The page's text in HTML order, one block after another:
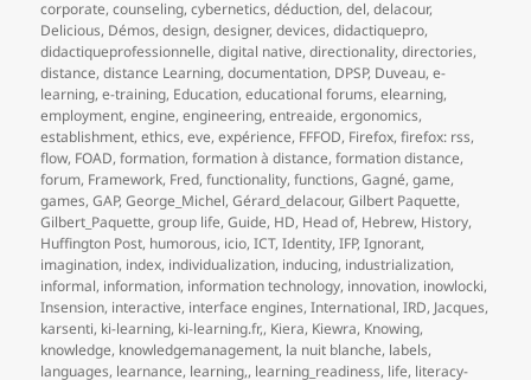
corporate,counseling,cybernetics,déduction,del,delacour,
Delicious, Démos,design,designer,devices,didactiquepro,
didactiqueprofessionnelle,digital native,directionality,directories,
distance,distance Learning,documentation, DPSP, Duveau,e-
learning,e-training, Education,educational forums,elearning,
employment,engine,engineering,entreaide,ergonomics,
establishment,ethics,eve,expérience, FFFOD, Firefox,firefox: rss,
flow, FOAD,formation,formation à distance,formation distance,
forum, Framework, Fred,functionality,functions,Gagné,game,
games,GAP,George_Michel,Gérard_delacour,Gilbert Paquette,
Gilbert_Paquette,group life,Guide, HD, Head of, Hebrew, History,
Huffington Post, humorous, icio,ICT,Identity,IFP,Ignorant,
imagination, index, individualization, inducing, industrialization,
informal, information, information technology, innovation, inowlocki,
Insension, interactive, interface engines,International,IRD, Jacques,
karsenti, ki-learning, ki-learning.fr,, Kiera, Kiewra, Knowing,
knowledge, knowledgemanagement, la nuit blanche, labels,
languages, learnance, learning,, learning_readiness, life, literacy-